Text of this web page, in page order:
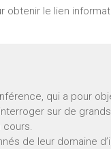
obtenir le lien
qui a pour
sur de
cours.
de leur domaine